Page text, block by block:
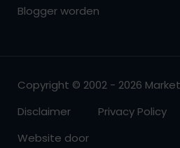
Blogger worden
Copyright © 2002 - 2026
Disclaimer
Privacy Policy
Website door